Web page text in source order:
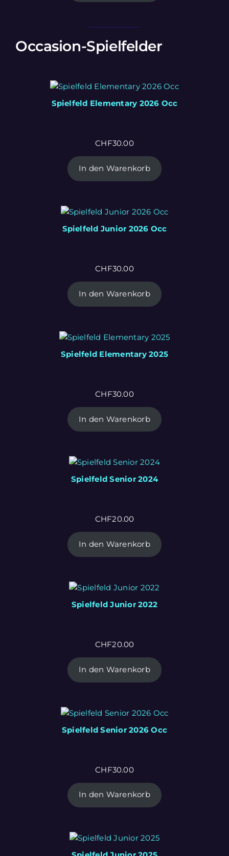
Occasion-Spielfelder
Spielfeld Elementary 2026 Occ
CHF30.00
In den Warenkorb
Spielfeld Junior 2026 Occ
CHF30.00
In den Warenkorb
Spielfeld Elementary 2025
CHF30.00
In den Warenkorb
Spielfeld Senior 2024
CHF20.00
In den Warenkorb
Spielfeld Junior 2022
CHF20.00
In den Warenkorb
Spielfeld Senior 2026 Occ
CHF30.00
In den Warenkorb